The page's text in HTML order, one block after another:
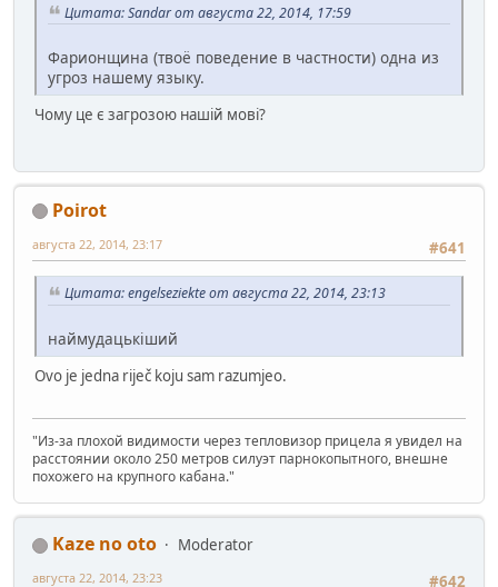
Цитата: Sandar от августа 22, 2014, 17:59
Фарионщина (твоё поведение в частности) одна из
угроз нашему языку.
Чому це є загрозою нашій мові?
Poirot
#641
августа 22, 2014, 23:17
Цитата: engelseziekte от августа 22, 2014, 23:13
наймудацькіший
Ovo je jedna riječ koju sam razumjeo.
"Из-за плохой видимости через тепловизор прицела я увидел на
расстоянии около 250 метров силуэт парнокопытного, внешне
похожего на крупного кабана."
Kaze no oto
Moderator
#642
августа 22, 2014, 23:23